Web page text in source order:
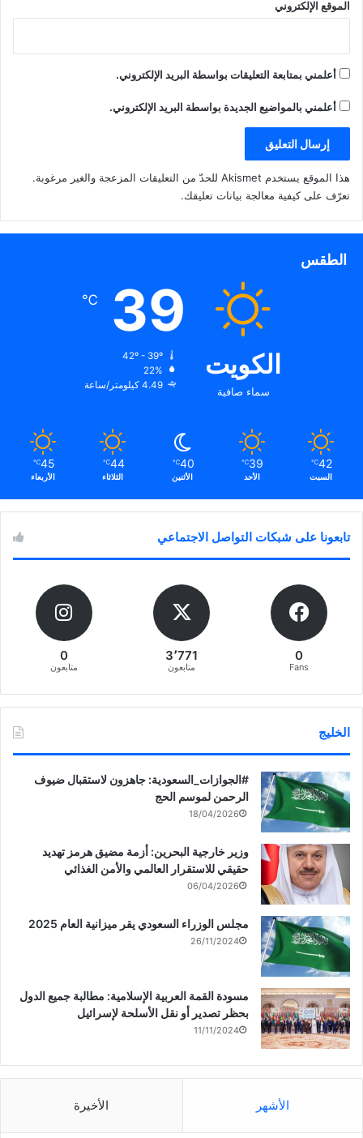
الموقع الإلكتروني
أعلمني بمتابعة التعليقات بواسطة البريد الإلكتروني.
أعلمني بالمواضيع الجديدة بواسطة البريد الإلكتروني.
هذا الموقع يستخدم Akismet للحدّ من التعليقات المزعجة والغير مرغوبة.
تعرّف على كيفية معالجة بيانات تعليقك.
الطقس
الكويت
سماء صافية
39
℃
22%
4.49 كيلومتر/ساعة
42
℃
السبت
39
℃
الأحد
40
℃
الأثنين
44
℃
الثلاثاء
45
℃
الأربعاء
تابعونا على شبكات التواصل الاجتماعي
0
Fans
3٬771
متابعون
0
متابعون
الخليج
‏‎#الجوازات_السعودية: جاهزون لاستقبال ضيوف
الرحمن لموسم الحج
18/04/2026
وزير خارجية البحرين: أزمة مضيق هرمز تهديد
حقيقي للاستقرار العالمي والأمن الغذائي
06/04/2026
مجلس الوزراء السعودي يقر ميزانية العام 2025
26/11/2024
مسودة القمة العربية الإسلامية: مطالبة جميع الدول
بحظر تصدير أو نقل الأسلحة لإسرائيل
11/11/2024
الأشهر الأخيرة